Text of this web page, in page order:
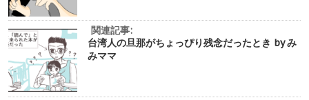
関連記事:
台湾人の旦那がちょっぴり残念だったとき by み
みママ